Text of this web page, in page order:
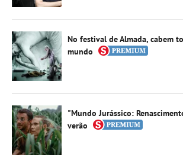
No festival de Almada, cabem
mundo
"Mundo Jurássico:
verão